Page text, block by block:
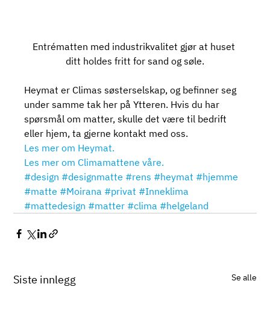
Entrématten med industrikvalitet gjør at huset
ditt holdes fritt for sand og søle.
Heymat er Climas søsterselskap, og befinner seg
under samme tak her på Ytteren. Hvis du har
spørsmål om matter, skulle det være til bedrift
eller hjem, ta gjerne kontakt med oss.
Les mer om Heymat.
Les mer om Climamattene våre.
#design #designmatte #rens #heymat #hjemme
#matte #Moirana #privat #Inneklima
#mattedesign #matter #clima #helgeland
Siste innlegg Se alle